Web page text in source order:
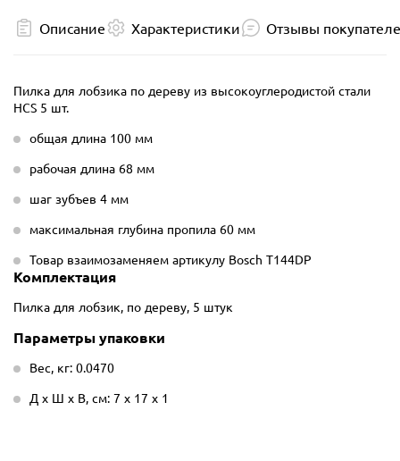
Описание Характеристики Отзывы
Пилка для лобзика по дереву из высокоуглеродистой стали
HCS 5 шт.
общая длина 100 мм
рабочая длина 68 мм
шаг зубъев 4 мм
максимальная глубина пропила 60 мм
Товар взаимозаменяем артикулу Bosch T144DP
Комплектация
Пилка для лобзик, по дереву, 5 штук
Параметры упаковки
Вес, кг: 0.0470
Д х Ш х В, см: 7 х 17 х 1